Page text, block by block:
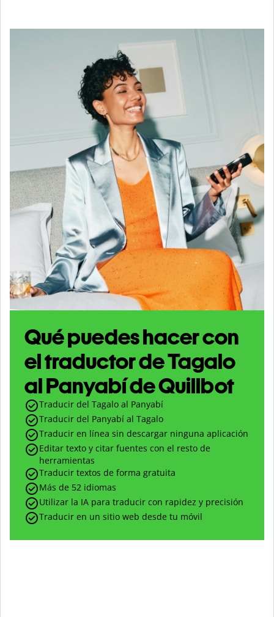
Qué puedes hacer con
el traductor de Tagalo
al Panyabí de Quillbot
Traducir del Tagalo al Panyabí
Traducir del Panyabí al Tagalo
Traducir en línea sin descargar ninguna aplicación
Editar texto y citar fuentes con el resto de
herramientas
Traducir textos de forma gratuita
Más de 52 idiomas
Utilizar la IA para traducir con rapidez y precisión
Traducir en un sitio web desde tu móvil